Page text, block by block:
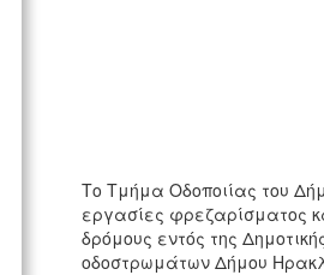
Το Τμήμα Οδοποιίας του
εργασίες φρεζαρίσματος
δρόμους εντός της
οδοστρωμάτων Δήμου